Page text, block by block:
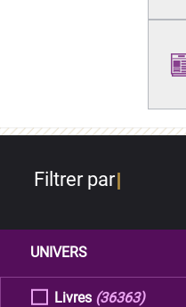
Filtrer par
UNIVERS
Livres (36363)